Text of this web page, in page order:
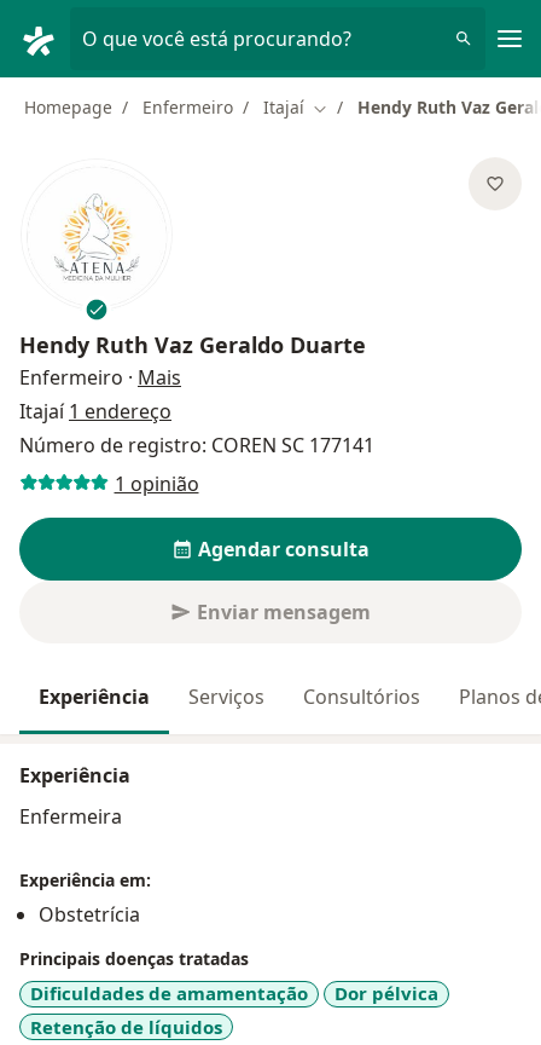
O que você está procurando?
Homepage Enfermeiro Itajaí Mudar de cidade
Hendy Ruth Vaz
Hendy Ruth Vaz Geraldo Duarte
Enfermeiro · Mais
Itajaí1 endereço
Número de registro: COREN SC 177141
1 opinião
Agendar consulta
Enviar mensagem
Experiência Serviços Consultórios Planos
Experiência
Enfermeira
Experiência em:
Obstetrícia
Principais doenças tratadas
Dificuldades de amamentação
Dor pélvica
Retenção de líquidos